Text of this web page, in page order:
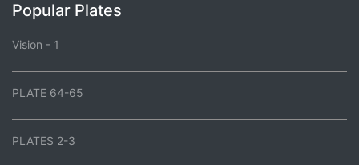
Popular Plates
Vision - 1
PLATE 64-65
PLATES 2-3